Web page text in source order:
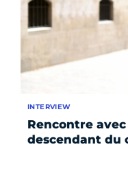
Rencontre
descendant du
INTERVIEW